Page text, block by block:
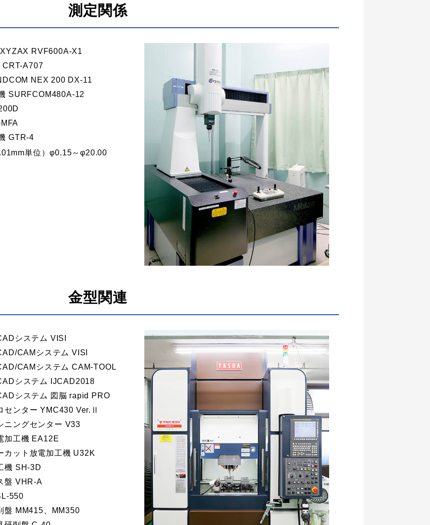
測定関係
RVF600A-X1
CRT-A707
NEX 200 DX-11
SURFCOM480A-12
GTR-4
単位）φ0.15～φ20.00
金型関連
システム VISI
CAMシステム VISI
CAMシステム CAM-TOOL
システム IJCAD2018
システム 図脳 rapid PRO
センター YMC430 Ver.Ⅱ
ニングセンター V33
加工機 EA12E
カット放電加工機 U32K
機 SH-3D
盤 VHR-A
550
盤 MM415、MM350